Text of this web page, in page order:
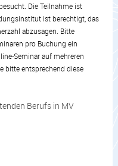
Die Teilnahme ist
ist berechtigt, das
abzusagen. Bitte
pro Buchung ein
Seminar auf mehreren
bitte entsprechend diese
Berufs in MV